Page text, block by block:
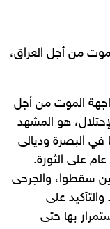
من أجل العراق،
الموت من أجل
هو المشهد
في البصرة وديالى
على الثورة.
سقطوا، والجرحى
والتأكيد على
بها حتى